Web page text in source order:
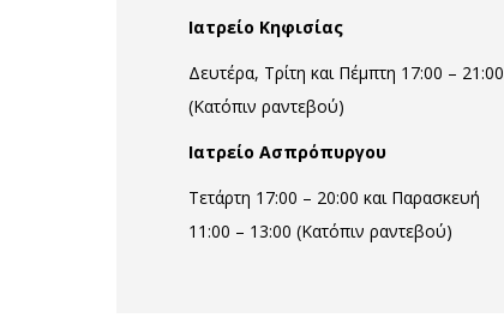
Ιατρείο Κηφισίας
Δευτέρα, Τρίτη και Πέμπτη 17:00 – 21:00
(Κατόπιν ραντεβού)
Ιατρείο Ασπρόπυργου
Τετάρτη 17:00 – 20:00 και Παρασκευή
11:00 – 13:00 (Κατόπιν ραντεβού)